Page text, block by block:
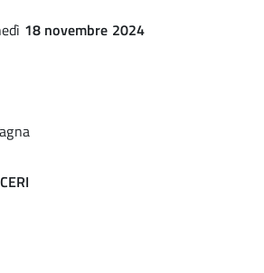
18 novembre 2024